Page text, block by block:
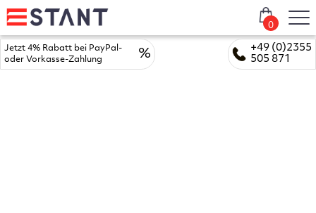
+49 (0)2355
505 871
Jetzt 4% Rabatt bei PayPal-
oder Vorkasse-Zahlung
%
0